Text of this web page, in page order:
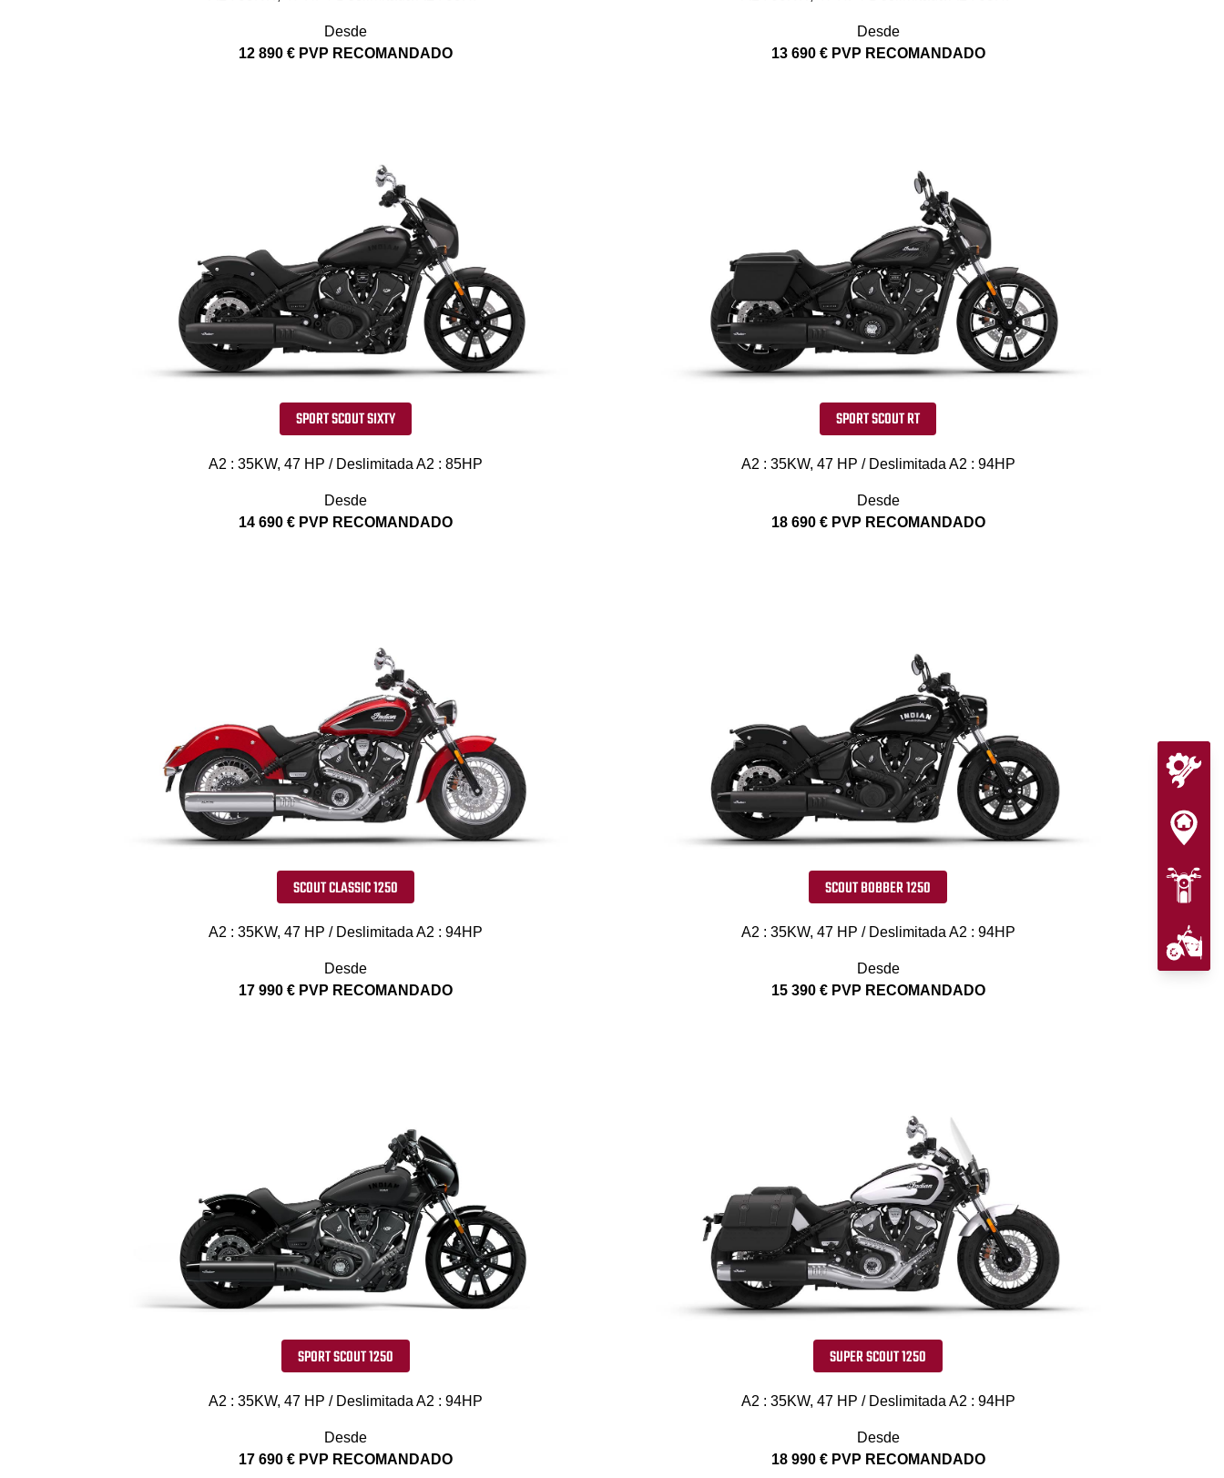
Desde
12 890 € PVP RECOMANDADO
Desde
13 690 € PVP RECOMANDADO
SPORT SCOUT SIXTY
A2 : 35KW, 47 HP / Deslimitada A2 : 85HP
Desde
14 690 € PVP RECOMANDADO
SPORT SCOUT RT
A2 : 35KW, 47 HP / Deslimitada A2 : 94HP
Desde
18 690 € PVP RECOMANDADO
SCOUT CLASSIC 1250
A2 : 35KW, 47 HP / Deslimitada A2 : 94HP
Desde
17 990 € PVP RECOMANDADO
SCOUT BOBBER 1250
A2 : 35KW, 47 HP / Deslimitada A2 : 94HP
Desde
15 390 € PVP RECOMANDADO
SPORT SCOUT 1250
A2 : 35KW, 47 HP / Deslimitada A2 : 94HP
Desde
17 690 € PVP RECOMANDADO
SUPER SCOUT 1250
A2 : 35KW, 47 HP / Deslimitada A2 : 94HP
Desde
18 990 € PVP RECOMANDADO